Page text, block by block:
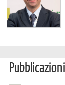
Pubblicazioni